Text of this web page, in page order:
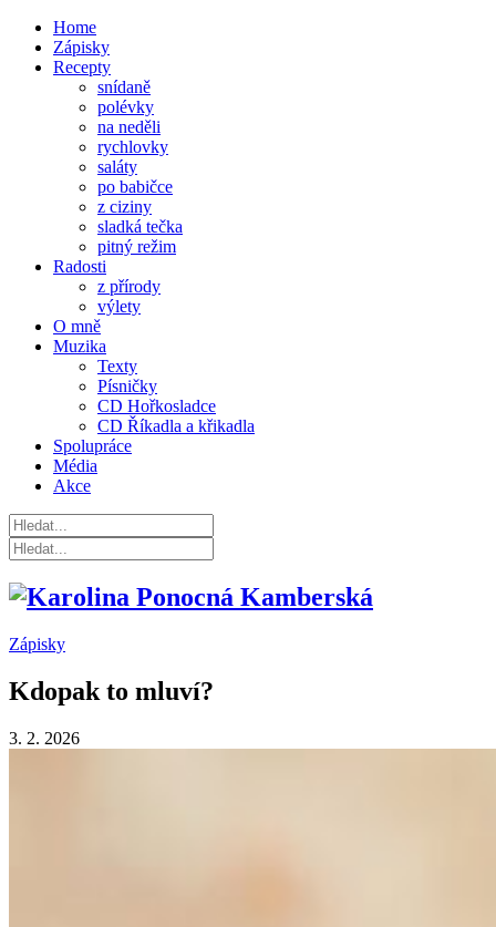
Home
Zápisky
Recepty
snídaně
polévky
na neděli
rychlovky
saláty
po babičce
z ciziny
sladká tečka
pitný režim
Radosti
z přírody
výlety
O mně
Muzika
Texty
Písničky
CD Hořkosladce
CD Říkadla a křikadla
Spolupráce
Média
Akce
Zápisky
Kdopak to mluví?
3. 2. 2026